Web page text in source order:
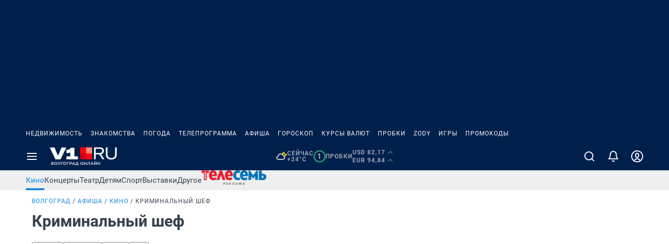
НЕДВИЖИМОСТЬ ЗНАКОМСТВА ПОГОДА ТЕЛЕПРОГРАММА АФИША ГОРОСКОП КУРСЫ ВАЛЮТ ПРОБКИ ZODY ИГРЫ ПРОМОКОДЫ
СЕЙЧАС
+24°C
1 ПРОБКИ
USD 82,17
EUR 94,84
КиноКонцертыТеатрДетямСпортВыставкиДругое
ВОЛГОГРАД АФИША КИНО КРИМИНАЛЬНЫЙ ШЕФ
Криминальный шеф